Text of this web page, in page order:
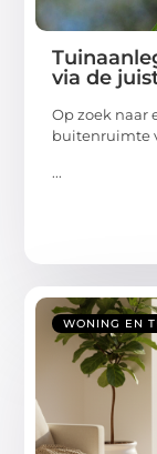
via de
Op zoek naar
buitenruimte
WONING EN